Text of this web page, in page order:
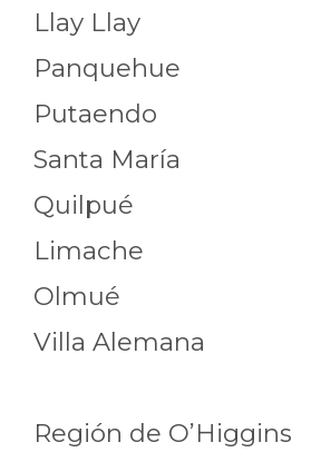
Llay Llay
Panquehue
Putaendo
Santa María
Quilpué
Limache
Olmué
Villa Alemana
Región de O’Higgins